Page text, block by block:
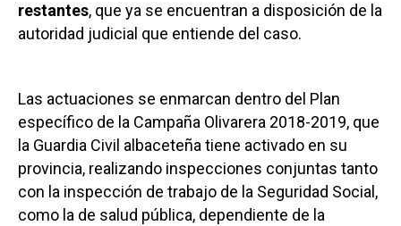
restantes, que ya se encuentran a disposición de la
autoridad judicial que entiende del caso.
Las actuaciones se enmarcan dentro del Plan
específico de la Campaña Olivarera 2018-2019, que
la Guardia Civil albaceteña tiene activado en su
provincia, realizando inspecciones conjuntas tanto
con la inspección de trabajo de la Seguridad Social,
como la de salud pública, dependiente de la